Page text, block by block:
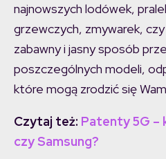
najnowszych lodówek,
grzewczych, zmywarek,
zabawny i jasny sposób
poszczególnych modeli,
które mogą zrodzić się
Czytaj też: Patenty 5G –
czy Samsung?